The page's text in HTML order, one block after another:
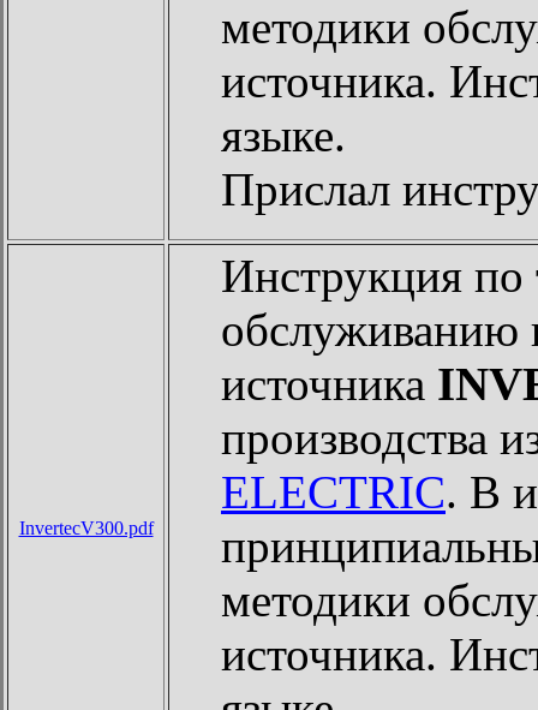
методики
источника.
языке.
Прислал
InvertecV300.pdf
Инструкция по
обслуживанию
источника
производства
ELECTRIC. В
методики
источника.